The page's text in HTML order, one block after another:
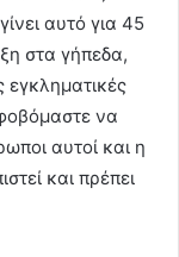
αυτό για 45
στα γήπεδα,
εγκληματικές
να
αυτοί και η
και πρέπει